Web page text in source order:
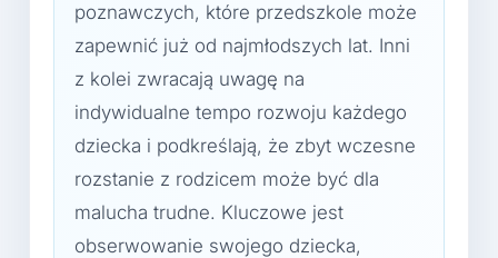
poznawczych, które przedszkole może
zapewnić już od najmłodszych lat. Inni
z kolei zwracają uwagę na
indywidualne tempo rozwoju każdego
dziecka i podkreślają, że zbyt wczesne
rozstanie z rodzicem może być dla
malucha trudne. Kluczowe jest
obserwowanie swojego dziecka,